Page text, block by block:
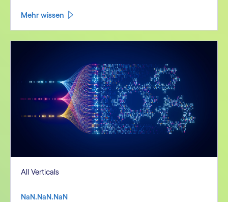
Mehr wissen
All Verticals
NaN.NaN.NaN